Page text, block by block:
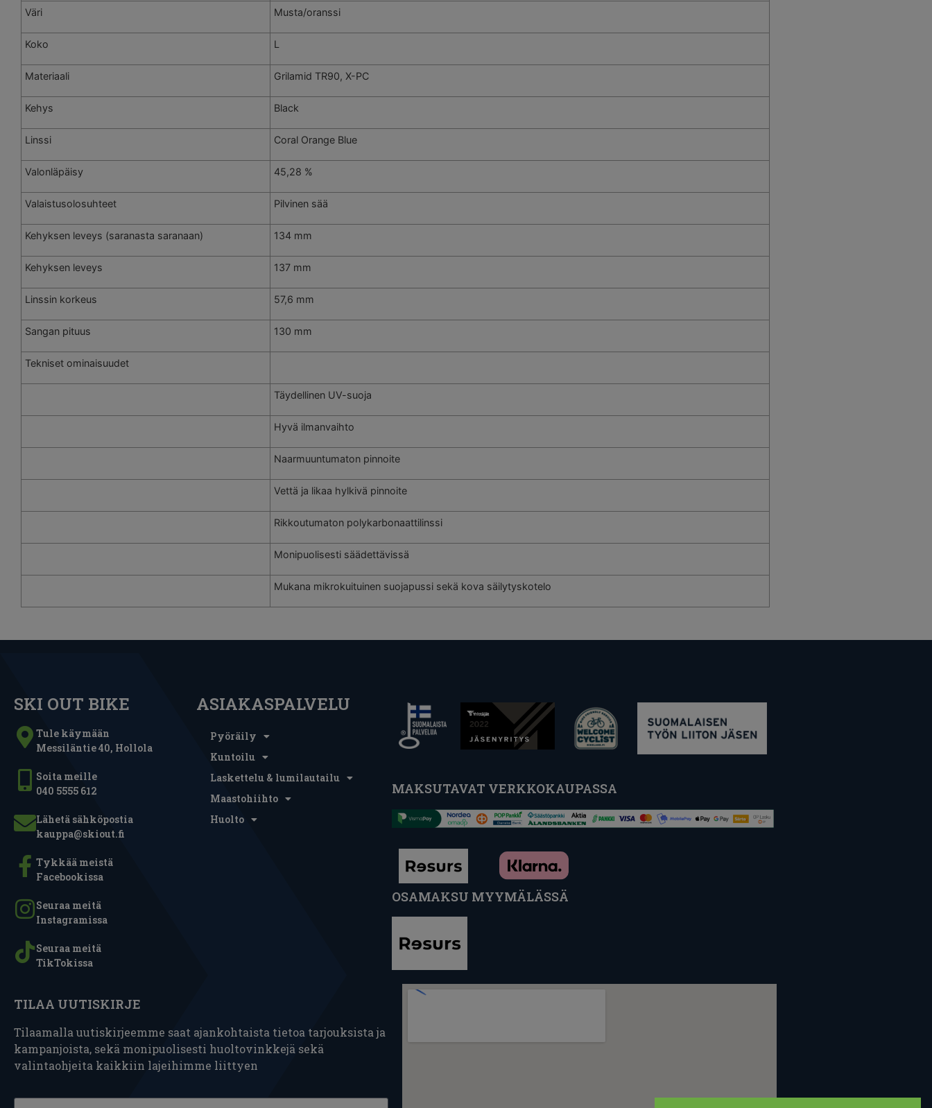
Väri Musta/oranssi
Koko L
Materiaali Grilamid TR90, X-PC
Kehys Black
Linssi Coral Orange Blue
Valonläpäisy 45,28 %
Valaistusolosuhteet Pilvinen sää
Kehyksen leveys (saranasta saranaan) 134 mm
Kehyksen leveys 137 mm
Linssin korkeus 57,6 mm
Sangan pituus 130 mm
Tekniset ominaisuudet
Täydellinen UV-suoja
Hyvä ilmanvaihto
Naarmuuntumaton pinnoite
Vettä ja likaa hylkivä pinnoite
Rikkoutumaton polykarbonaattilinssi
Monipuolisesti säädettävissä
Mukana mikrokuituinen suojapussi sekä kova säilytyskotelo
SKI OUT BIKE
Tule käymään
Messiläntie 40, Hollola
Soita meille
040 5555 612
Lähetä sähköpostia
kauppa@skiout.fi
Tykkää meistä
Facebookissa
Seuraa meitä
Instagramissa
Seuraa meitä
TikTokissa
ASIAKASPALVELU
Pyöräily
Kuntoilu
Laskettelu & lumilautailu
Maastohiihto
Huolto
MAKSUTAVAT VERKKOKAUPASSA
OSAMAKSU MYYMÄLÄSSÄ
TILAA UUTISKIRJE
Tilaamalla uutiskirjeemme saat ajankohtaista tietoa tarjouksista ja
kampanjoista, sekä monipuolisesti huoltovinkkejä sekä
valintaohjeita kaikkiin lajeihimme liittyen